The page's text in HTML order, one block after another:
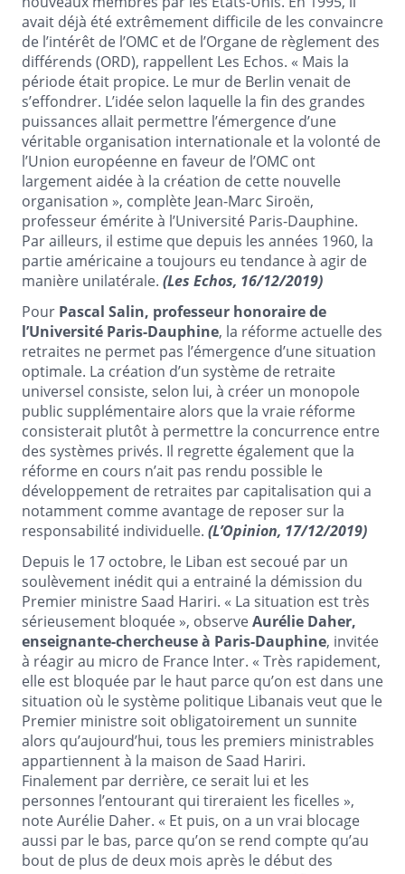
avait déjà été extrêmement difficile de les convaincre
de l’intérêt de l’OMC et de l’Organe de règlement des
différends (ORD), rappellent Les Echos. « Mais la
période était propice. Le mur de Berlin venait de
s’effondrer. L’idée selon laquelle la fin des grandes
puissances allait permettre l’émergence d’une
véritable organisation internationale et la volonté de
l’Union européenne en faveur de l’OMC ont
largement aidée à la création de cette nouvelle
organisation », complète Jean-Marc Siroën,
professeur émérite à l’Université Paris-Dauphine.
Par ailleurs, il estime que depuis les années 1960, la
partie américaine a toujours eu tendance à agir de
manière unilatérale. (Les Echos, 16/12/2019)
Pour Pascal Salin, professeur honoraire de
l’Université Paris-Dauphine, la réforme actuelle des
retraites ne permet pas l’émergence d’une situation
optimale. La création d’un système de retraite
universel consiste, selon lui, à créer un monopole
public supplémentaire alors que la vraie réforme
consisterait plutôt à permettre la concurrence entre
des systèmes privés. Il regrette également que la
réforme en cours n’ait pas rendu possible le
développement de retraites par capitalisation qui a
notamment comme avantage de reposer sur la
responsabilité individuelle. (L’Opinion, 17/12/2019)
Depuis le 17 octobre, le Liban est secoué par un
soulèvement inédit qui a entrainé la démission du
Premier ministre Saad Hariri. « La situation est très
sérieusement bloquée », observeAurélie Daher,
enseignante-chercheuse à Paris-Dauphine, invitée
à réagir au micro de France Inter. « Très rapidement,
elle est bloquée par le haut parce qu’on est dans une
situation où le système politique Libanais veut que le
Premier ministre soit obligatoirement un sunnite
alors qu’aujourd’hui, tous les premiers ministrables
appartiennent à la maison de Saad Hariri.
Finalement par derrière, ce serait lui et les
personnes l’entourant qui tireraient les ficelles »,
note Aurélie Daher. « Et puis, on a un vrai blocage
aussi par le bas, parce qu’on se rend compte qu’au
bout de plus de deux mois après le début des